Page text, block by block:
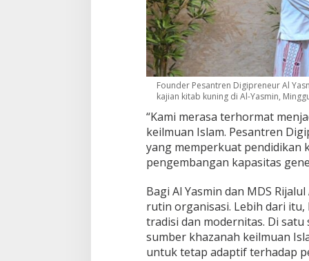
Founder Pesantren Digipreneur Al
kajian kitab kuning di Al-Yasmin,
“Kami merasa terhormat
keilmuan Islam. Pesantren
yang memperkuat pendidikan
pengembangan kapasitas
Bagi Al Yasmin dan MDS
rutin organisasi. Lebih dari
tradisi dan modernitas. Di
sumber khazanah keilmuan
untuk tetap adaptif terhadap